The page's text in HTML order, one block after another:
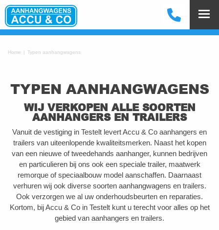
Home Typen aanhangwagens
TYPEN AANHANGWAGENS
WIJ VERKOPEN ALLE SOORTEN
AANHANGERS EN TRAILERS
Vanuit de vestiging in Testelt levert Accu & Co aanhangers en
trailers van uiteenlopende kwaliteitsmerken. Naast het kopen
van een nieuwe of tweedehands aanhanger, kunnen bedrijven
en particulieren bij ons ook een speciale trailer, maatwerk
remorque of speciaalbouw model aanschaffen. Daarnaast
verhuren wij ook diverse soorten aanhangwagens en trailers.
Ook verzorgen we al uw onderhoudsbeurten en reparaties.
Kortom, bij Accu & Co in Testelt kunt u terecht voor alles op het
gebied van aanhangers en trailers.